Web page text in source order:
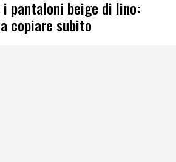
i pantaloni beige di lino:
copiare subito